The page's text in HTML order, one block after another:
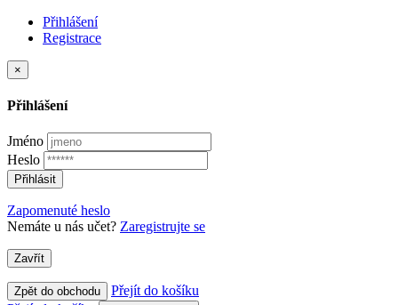
Přihlášení
Registrace
×
Přihlášení
Jméno
Heslo
Přihlásit
Zapomenuté heslo
Nemáte u nás učet? Zaregistrujte se
Zavřít
Zpět do obchodu
Přejít do košíku